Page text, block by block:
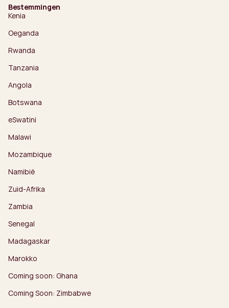
Bestemmingen
Kenia
Oeganda
Rwanda
Tanzania
Angola
Botswana
eSwatini
Malawi
Mozambique
Namibië
Zuid-Afrika
Zambia
Senegal
Madagaskar
Marokko
Coming soon: Ghana
Coming Soon: Zimbabwe